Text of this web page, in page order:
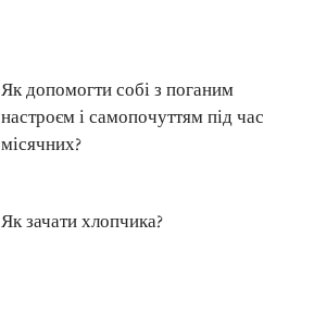
Як допомогти собі з поганим
настроєм і самопочуттям під час
місячних?
Як зачати хлопчика?